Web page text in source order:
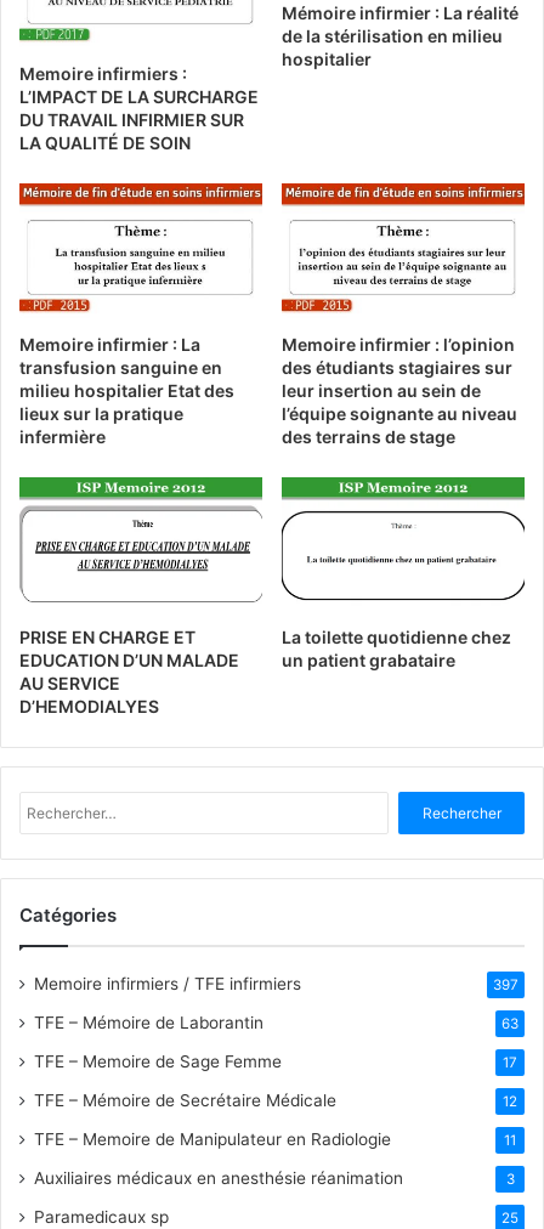
Memoire infirmiers :
L’IMPACT DE LA SURCHARGE
DU TRAVAIL INFIRMIER SUR
LA QUALITÉ DE SOIN
Mémoire infirmier : La réalité
de la stérilisation en milieu
hospitalier
Memoire infirmier : La
transfusion sanguine en
milieu hospitalier Etat des
lieux sur la pratique
infermière
Memoire infirmier : l’opinion
des étudiants stagiaires sur
leur insertion au sein de
l’équipe soignante au niveau
des terrains de stage
PRISE EN CHARGE ET
EDUCATION D’UN MALADE
AU SERVICE
D’HEMODIALYES
La toilette quotidienne chez
un patient grabataire
e
c
h
Catégories
Memoire infirmiers / TFE infirmiers 397
TFE – Mémoire de Laborantin 63
TFE – Memoire de Sage Femme 17
TFE – Mémoire de Secrétaire Médicale 12
TFE – Memoire de Manipulateur en Radiologie 11
Auxiliaires médicaux en anesthésie réanimation 3
Paramedicaux sp 25